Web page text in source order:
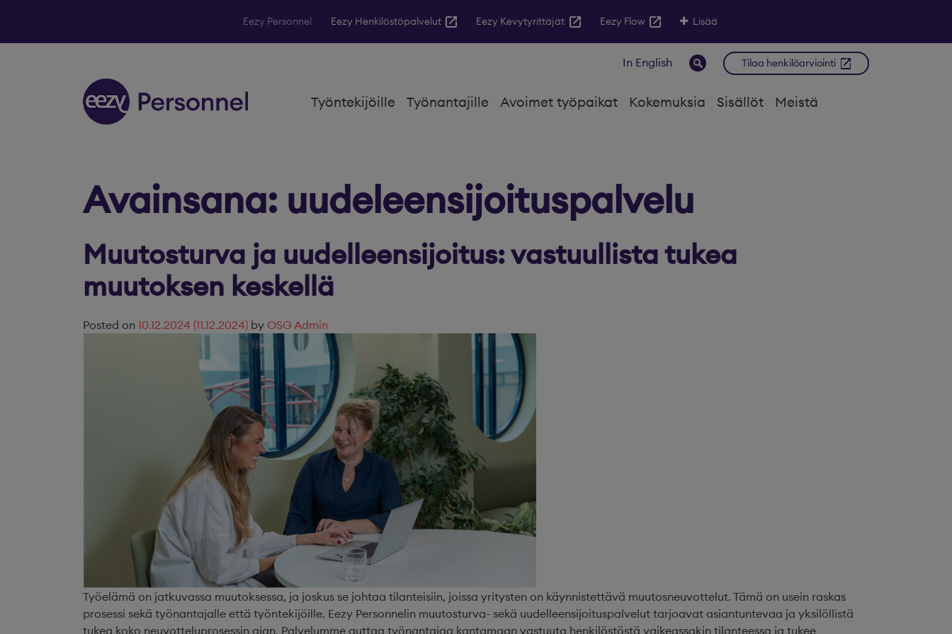
Eezy Personnel Eezy Henkilöstöpalvelut Eezy Kevytyrittäjät Eezy Flow Lisää
In English Tilaa henkilöarviointi
Työntekijöille Työnantajille Avoimet työpaikat Kokemuksia Sisällöt Meistä
Avainsana: uudeleensijoituspalvelu
Muutosturva ja uudelleensijoitus: vastuullista tukea
muutoksen keskellä
Posted on 10.12.2024 (11.12.2024) by OSG Admin
Työelämä on jatkuvassa muutoksessa, ja joskus se johtaa tilanteisiin, joissa yritysten on käynnistettävä muutosneuvottelut. Tämä on usein raskas
prosessi sekä työnantajalle että työntekijöille. Eezy Personnelin muutosturva- sekä uudelleensijoituspalvelut tarjoavat asiantuntevaa ja yksilöllistä
tukea koko neuvotteluprosessin ajan. Palvelumme auttaa työnantajaa kantamaan vastuuta henkilöstöstä vaikeassakin tilanteessa ja tukee